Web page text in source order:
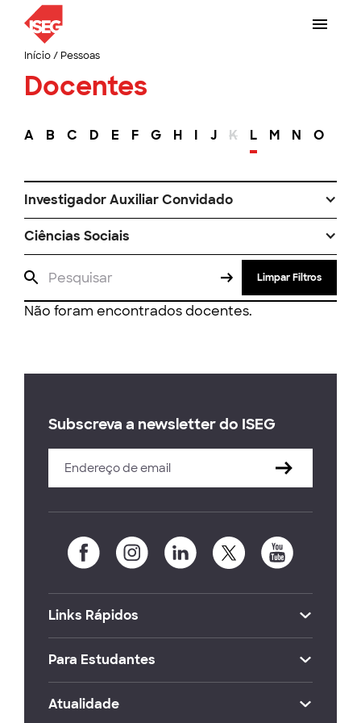
Início/ Pessoas
Docentes
A B C D E F G H I J K L M N O
Investigador Auxiliar Convidado
Ciências Sociais
Limpar Filtros
Não foram encontrados docentes.
Subscreva a newsletter do ISEG
Links Rápidos
Para Estudantes
Atualidade